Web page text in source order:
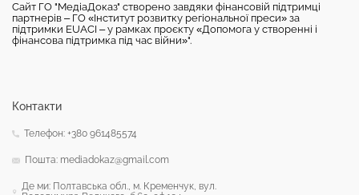
Сайт ГО "МедіаДоказ" створено завдяки фінансовій підтримці
партнерів – ГО «Інститут розвитку регіональної преси» за
підтримки EUACI – у рамках проєкту «Допомога у створенні і
фінансова підтримка під час війни»".
Контакти
Телефон: +380 961485574
Пошта: mediadokaz@gmail.com
Де ми: Полтавська обл., м. Кременчук, вул.